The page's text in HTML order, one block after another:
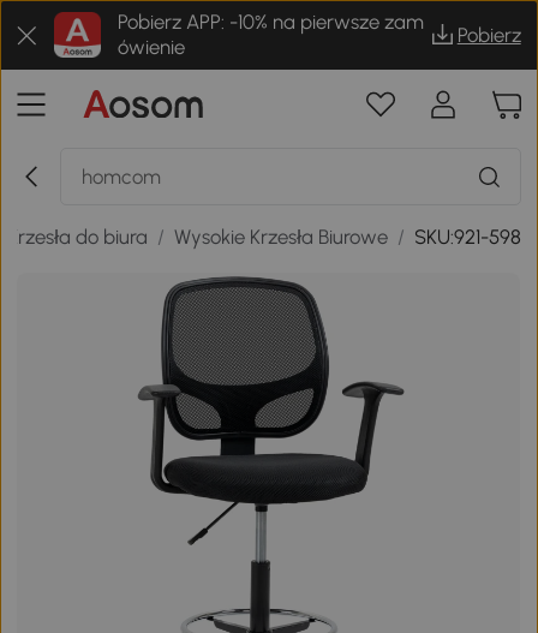
Pobierz APP: -10% na pierwsze zam
ówienie
Pobierz
Krzesła do biura / Wysokie Krzesła Biurowe / SKU:921-598